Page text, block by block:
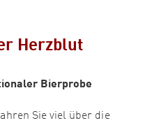
Herzblut
Bierprobe
Sie viel über die